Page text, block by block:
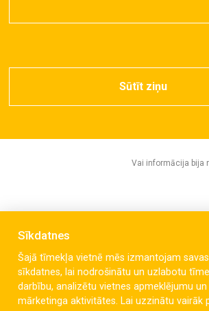
Sūtīt ziņu
Vai informācija bija
Sīkdatnes
Šajā tīmekļa vietnē mēs izmantojam
sīkdatnes, lai nodrošinātu un uzlabotu
darbību, analizētu vietnes apmeklējumu
mārketinga aktivitātes. Lai uzzinātu vairāk